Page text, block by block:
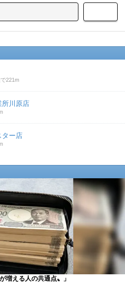
221m
所川原店
ー店
増える人の共通点〟」